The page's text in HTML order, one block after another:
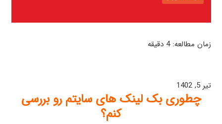
زمان مطالعه: 4 دقیقه
تیر 5, 1402
چطوری بک لینک های سایتم رو بررسی
کنم؟